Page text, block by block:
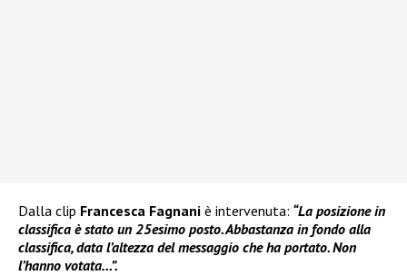
Dalla clip Francesca Fagnani è intervenuta: “La posizione in
classifica è stato un 25esimo posto. Abbastanza in fondo alla
classifica, data l’altezza del messaggio che ha portato. Non
l’hanno votata…”.